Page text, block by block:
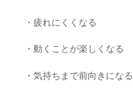
・疲れにくくなる
・動くことが楽しくなる
・気持ちまで前向きになる